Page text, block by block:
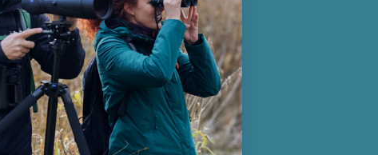
Köpvillkor
Returnering
Cookies
Om Kikkertland